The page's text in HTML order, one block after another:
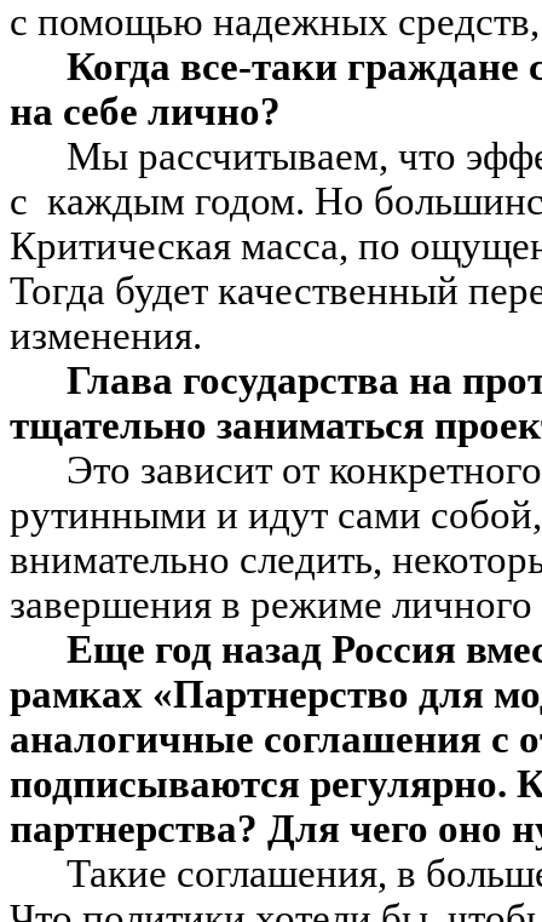
с помощью надежных
Когда все-таки граждане
на себе лично?
Мы рассчитываем, что
с каждым годом. Но
Критическая масса, по
Тогда будет качественный
изменения.
Глава государства на
тщательно заниматься
Это зависит от
рутинными и идут сами
внимательно следить,
завершения в режиме
Еще год назад Россия
рамках «Партнерство для
аналогичные соглашения с
подписываются регулярно.
партнерства? Для чего оно
Такие соглашения, в